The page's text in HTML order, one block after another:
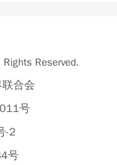
Reserved.
合会
号
-2
号